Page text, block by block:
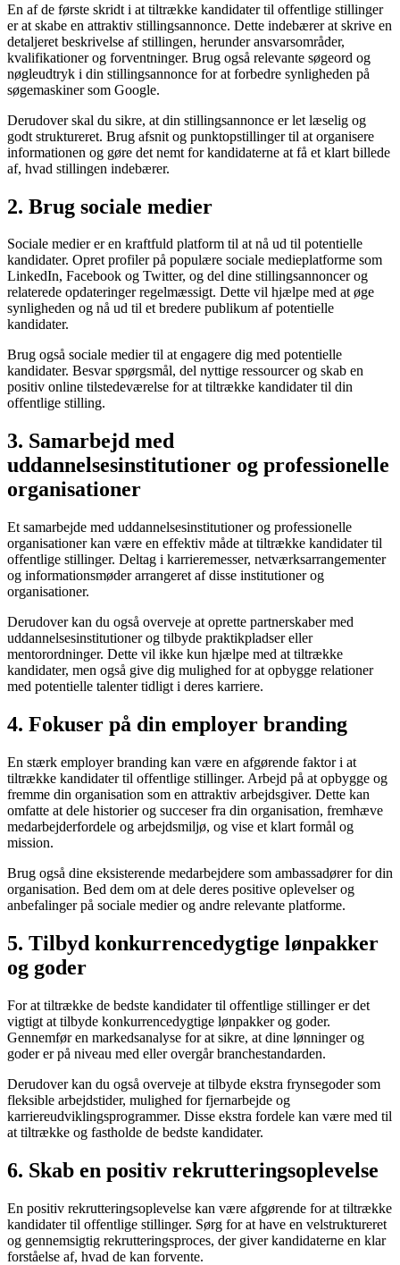
En af de første skridt i at tiltrække kandidater til offentlige stillinger
er at skabe en attraktiv stillingsannonce. Dette indebærer at skrive en
detaljeret beskrivelse af stillingen, herunder ansvarsområder,
kvalifikationer og forventninger. Brug også relevante søgeord og
nøgleudtryk i din stillingsannonce for at forbedre synligheden på
søgemaskiner som Google.
Derudover skal du sikre, at din stillingsannonce er let læselig og
godt struktureret. Brug afsnit og punktopstillinger til at organisere
informationen og gøre det nemt for kandidaterne at få et klart billede
af, hvad stillingen indebærer.
2. Brug sociale medier
Sociale medier er en kraftfuld platform til at nå ud til potentielle
kandidater. Opret profiler på populære sociale medieplatforme som
LinkedIn, Facebook og Twitter, og del dine stillingsannoncer og
relaterede opdateringer regelmæssigt. Dette vil hjælpe med at øge
synligheden og nå ud til et bredere publikum af potentielle
kandidater.
Brug også sociale medier til at engagere dig med potentielle
kandidater. Besvar spørgsmål, del nyttige ressourcer og skab en
positiv online tilstedeværelse for at tiltrække kandidater til din
offentlige stilling.
3. Samarbejd med
uddannelsesinstitutioner og professionelle
organisationer
Et samarbejde med uddannelsesinstitutioner og professionelle
organisationer kan være en effektiv måde at tiltrække kandidater til
offentlige stillinger. Deltag i karrieremesser, netværksarrangementer
og informationsmøder arrangeret af disse institutioner og
organisationer.
Derudover kan du også overveje at oprette partnerskaber med
uddannelsesinstitutioner og tilbyde praktikpladser eller
mentorordninger. Dette vil ikke kun hjælpe med at tiltrække
kandidater, men også give dig mulighed for at opbygge relationer
med potentielle talenter tidligt i deres karriere.
4. Fokuser på din employer branding
En stærk employer branding kan være en afgørende faktor i at
tiltrække kandidater til offentlige stillinger. Arbejd på at opbygge og
fremme din organisation som en attraktiv arbejdsgiver. Dette kan
omfatte at dele historier og succeser fra din organisation, fremhæve
medarbejderfordele og arbejdsmiljø, og vise et klart formål og
mission.
Brug også dine eksisterende medarbejdere som ambassadører for din
organisation. Bed dem om at dele deres positive oplevelser og
anbefalinger på sociale medier og andre relevante platforme.
5. Tilbyd konkurrencedygtige lønpakker
og goder
For at tiltrække de bedste kandidater til offentlige stillinger er det
vigtigt at tilbyde konkurrencedygtige lønpakker og goder.
Gennemfør en markedsanalyse for at sikre, at dine lønninger og
goder er på niveau med eller overgår branchestandarden.
Derudover kan du også overveje at tilbyde ekstra frynsegoder som
fleksible arbejdstider, mulighed for fjernarbejde og
karriereudviklingsprogrammer. Disse ekstra fordele kan være med til
at tiltrække og fastholde de bedste kandidater.
6. Skab en positiv rekrutteringsoplevelse
En positiv rekrutteringsoplevelse kan være afgørende for at tiltrække
kandidater til offentlige stillinger. Sørg for at have en velstruktureret
og gennemsigtig rekrutteringsproces, der giver kandidaterne en klar
forståelse af, hvad de kan forvente.